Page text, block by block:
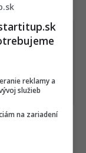
zdrojsa otvorí v
reklamy a
služieb
na zariadení